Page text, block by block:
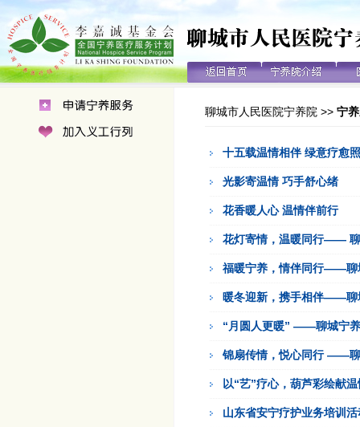
聊城市人民医院宁养院 >> 宁
十五载温情相伴 绿意疗愈
光影寄温情 巧手舒心绪
花香暖人心 温情伴前行
花灯寄情，温暖同行——
福暖宁养，情伴同行——聊
暖冬迎新，携手相伴——聊
“月圆人更暖” ——聊城宁
锦扇传情，悦心同行 ——
以“艺”疗心，葫芦彩绘献温
山东省安宁疗护业务培训